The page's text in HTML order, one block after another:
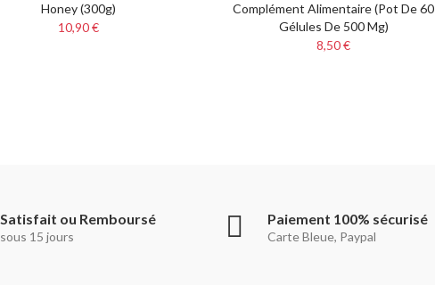
Honey (300g)
10,90 €
Complément Alimentaire (pot De 60
Gélules De 500 Mg)
8,50 €
Satisfait ou Remboursé
sous 15 jours
Paiement 100% sécurisé
Carte Bleue, Paypal